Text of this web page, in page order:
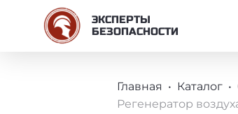
ЭКСПЕРТЫ
БЕЗОПАСНОСТИ
СТРОКА
Главная Каталог
Регенератор